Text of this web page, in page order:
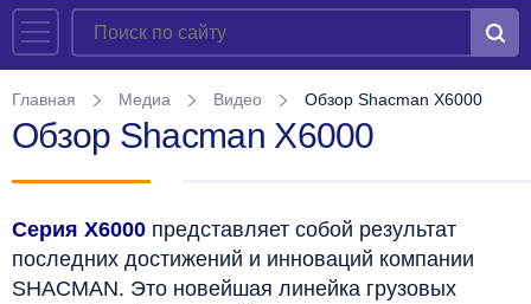
Главная Медиа Видео Обзор Shacman X6000
Обзор Shacman X6000
Серия X6000 представляет собой результат
последних достижений и инноваций компании
SHACMAN. Это новейшая линейка грузовых